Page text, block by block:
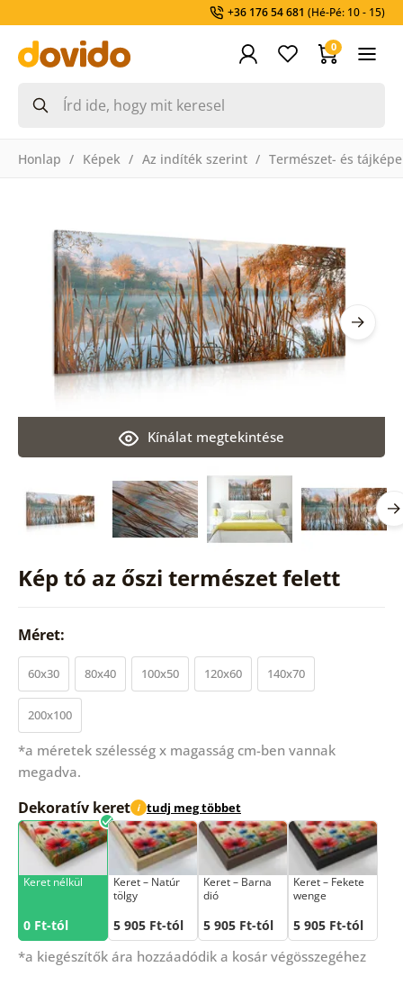
+36 176 54 681 (Hé-Pé: 10 - 15)
0
Honlap Képek Az indíték szerint Természet- és
Kép tó az őszi természet felett
Kínálat megtekintése
Méret:
60x30 80x40 100x50 120x60 140x70
200x100
*a méretek szélesség x magasság cm-ben vannak
megadva.
Dekoratív keret i tudj meg többet
Keret nélkül
0 Ft-tól
Keret – Natúr
tölgy
5 905 Ft-tól
Keret – Barna
dió
5 905 Ft-tól
Keret – Fekete
wenge
5 905 Ft-tól
*a kiegészítők ára hozzáadódik a kosár végösszegéhez